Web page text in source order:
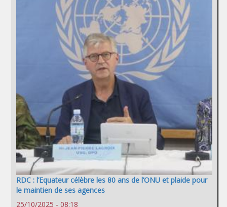
RDC : l’Equateur célèbre les 80 ans de l’ONU et plaide pour
le maintien de ses agences
25/10/2025 - 08:18